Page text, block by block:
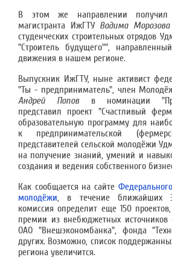
В этом же направлении получил
магистранта ИжГТУ Вадима Морозова
студенческих строительных отрядов
"Строитель будущего"",
движения в нашем регионе.
Выпускник ИжГТУ, ныне активист
"Ты - предприниматель", член
Андрей Поповв номинации
представил проект "Счастливый
образовательную программу для
к предпринимательской
представителей сельской молодёжи
на получение знаний, умений и
создания и ведения собственного
Как сообщается на сайте
молодёжи, в течение ближайших
комиссия определит еще 150
премии из внебюджетных источников
ОАО "Внешэкономбанка", фонда
других. Возможно, список
региона увеличится.